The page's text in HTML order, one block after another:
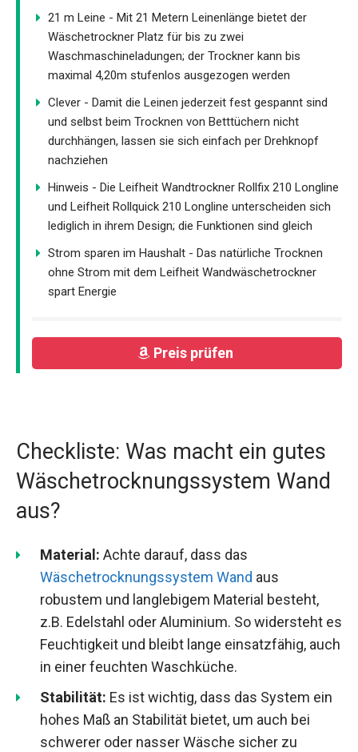
21 m Leine - Mit 21 Metern Leinenlänge bietet der
Wäschetrockner Platz für bis zu zwei
Waschmaschineladungen; der Trockner kann bis
maximal 4,20m stufenlos ausgezogen werden
Clever - Damit die Leinen jederzeit fest gespannt sind
und selbst beim Trocknen von Betttüchern nicht
durchhängen, lassen sie sich einfach per Drehknopf
nachziehen
Hinweis - Die Leifheit Wandtrockner Rollfix 210 Longline
und Leifheit Rollquick 210 Longline unterscheiden sich
lediglich in ihrem Design; die Funktionen sind gleich
Strom sparen im Haushalt - Das natürliche Trocknen
ohne Strom mit dem Leifheit Wandwäschetrockner
spart Energie
Preis prüfen
Checkliste: Was macht ein gutes
Wäschetrocknungssystem Wand
aus?
Material: Achte darauf, dass das
Wäschetrocknungssystem Wand aus
robustem und langlebigem Material besteht,
z.B. Edelstahl oder Aluminium. So widersteht es
Feuchtigkeit und bleibt lange einsatzfähig, auch
in einer feuchten Waschküche.
Stabilität: Es ist wichtig, dass das System ein
hohes Maß an Stabilität bietet, um auch bei
schwerer oder nasser Wäsche sicher zu